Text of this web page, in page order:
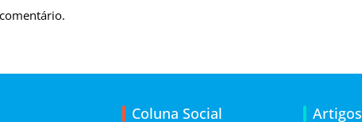
Coluna Social Artigos